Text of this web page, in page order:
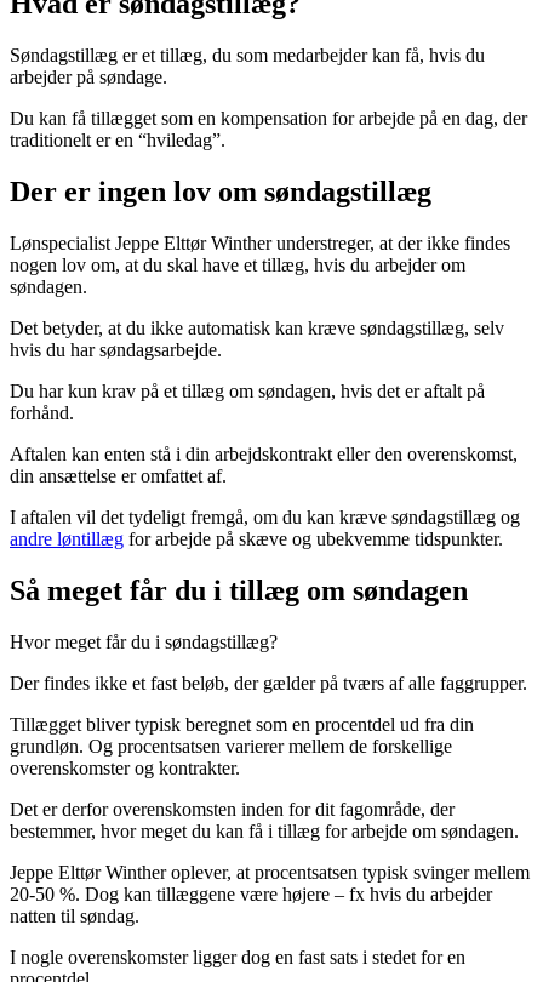
Søndagstillæg er et tillæg, du som medarbejder kan få, hvis du
arbejder på søndage.
Du kan få tillægget som en kompensation for arbejde på en dag, der
traditionelt er en “hviledag”.
Der er ingen lov om søndagstillæg
Lønspecialist Jeppe Elttør Winther understreger, at der ikke findes
nogen lov om, at du skal have et tillæg, hvis du arbejder om
søndagen.
Det betyder, at du ikke automatisk kan kræve søndagstillæg, selv
hvis du har søndagsarbejde.
Du har kun krav på et tillæg om søndagen, hvis det er aftalt på
forhånd.
Aftalen kan enten stå i din arbejdskontrakt eller den overenskomst,
din ansættelse er omfattet af.
I aftalen vil det tydeligt fremgå, om du kan kræve søndagstillæg og
andre løntillæg for arbejde på skæve og ubekvemme tidspunkter.
Så meget får du i tillæg om søndagen
Hvor meget får du i søndagstillæg?
Der findes ikke et fast beløb, der gælder på tværs af alle faggrupper.
Tillægget bliver typisk beregnet som en procentdel ud fra din
grundløn. Og procentsatsen varierer mellem de forskellige
overenskomster og kontrakter.
Det er derfor overenskomsten inden for dit fagområde, der
bestemmer, hvor meget du kan få i tillæg for arbejde om søndagen.
Jeppe Elttør Winther oplever, at procentsatsen typisk svinger mellem
20-50 %. Dog kan tillæggene være højere – fx hvis du arbejder
natten til søndag.
I nogle overenskomster ligger dog en fast sats i stedet for en